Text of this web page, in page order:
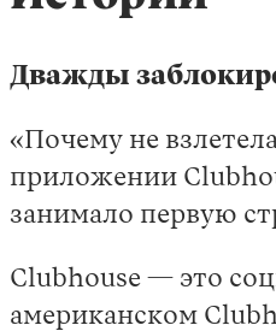
Дважды
«Почему не
приложении
занимало первую
Clubhouse — это
американском